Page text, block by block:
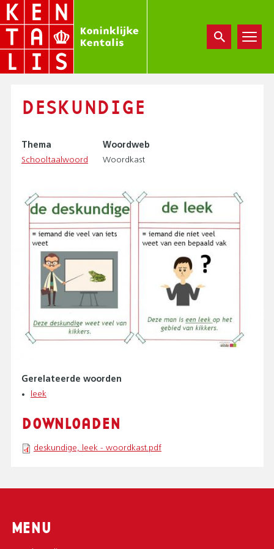
Overslaan
en
de
inhoud
DESKUNDIGE
Thema
Schooltaalwoord
Woordweb
Woordkast
Gerelateerde woorden
leek
DOWNLOADEN
deskundige, leek - woordkast.pdf
MENU